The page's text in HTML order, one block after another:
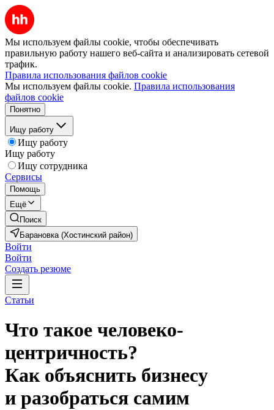
Мы используем файлы cookie, чтобы обеспечивать
правильную работу нашего веб-сайта и анализировать сетевой
трафик.
Правила использования файлов cookie
Мы используем файлы cookie. Правила использования
файлов cookie
Понятно
Ищу работу
Ищу работу
Ищу работу
Ищу сотрудника
Сервисы
Помощь
Ещё
Поиск
Барановка (Хостинский район)
Войти
Войти
Создать резюме
Статьи
Что такое человеко­
центричность?
Как объяснить бизнесу
и разобраться самим